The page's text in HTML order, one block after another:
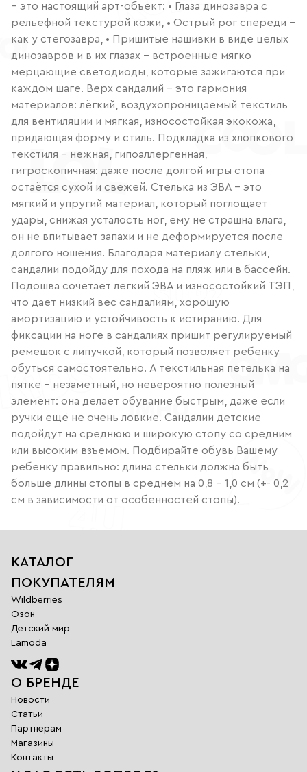
– это настоящий арт-объект: • Глаза динозавра с
рельефной текстурой кожи, • Острый рог спереди –
как у стегозавра, • Пришитые нашивки в виде целых
динозавров и в их глазах – встроенные мягко
мерцающие светодиоды, которые зажигаются при
каждом шаге. Верх сандалий – это гармония
материалов: лёгкий, воздухопроницаемый текстиль
для вентиляции и мягкая, износостойкая экокожа,
придающая форму и стиль. Подкладка из хлопкового
текстиля – нежная, гипоаллергенная,
гигроскопичная: даже после долгой игры стопа
остаётся сухой и свежей. Стелька из ЭВА – это
мягкий и упругий материал, который поглощает
удары, снижая усталость ног, ему не страшна влага,
он не впитывает запахи и не деформируется после
долгого ношения. Благодаря материалу стельки,
сандалии подойду для похода на пляж или в бассейн.
Подошва сочетает легкий ЭВА и износостойкий ТЭП,
что дает низкий вес сандалиям, хорошую
амортизацию и устойчивость к истиранию. Для
фиксации на ноге в сандалиях пришит регулируемый
ремешок с липучкой, который позволяет ребенку
обуться самостоятельно. А текстильная петелька на
пятке – незаметный, но невероятно полезный
элемент: она делает обувание быстрым, даже если
ручки ещё не очень ловкие. Сандалии детские
подойдут на среднюю и широкую стопу со средним
или высоким взъемом. Подбирайте обувь Вашему
ребенку правильно: длина стельки должна быть
больше длины стопы в среднем на 0,8 – 1,0 см (+- 0,2
см в зависимости от особенностей стопы).
КАТАЛОГ
ПОКУПАТЕЛЯМ
Wildberries
Озон
Детский мир
Lamoda
О БРЕНДЕ
Новости
Статьи
Партнерам
Магазины
Контакты
Обратная
связь